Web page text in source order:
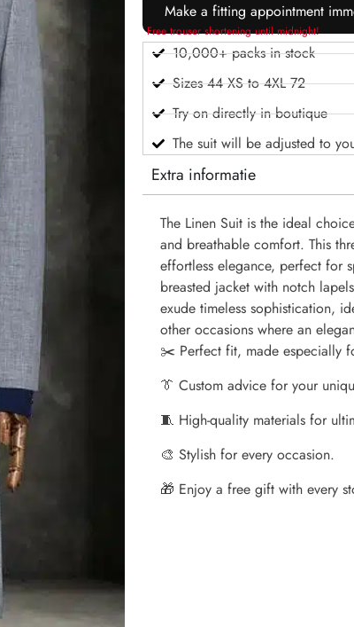
Make a fitting appointment
Free trouser shortening until midnight!
10,000+ packs in stock
Sizes 44 XS to 4XL 72
Try on directly in boutique
The suit will be adjusted to
Extra informatie
The Linen Suit is the ideal
and breathable comfort. This
effortless elegance, perfect for
breasted jacket with notch
exude timeless sophistication,
other occasions where an
✂️ Perfect fit, made especially
👔 Custom advice for your
🧵 High-quality materials for
🎨 Stylish for every occasion.
🎁 Enjoy a free gift with every